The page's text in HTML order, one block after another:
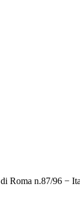
Roma n.87/96 −